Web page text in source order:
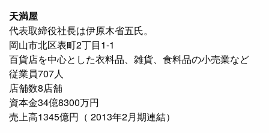
天満屋
代表取締役社長は伊原木省五氏。
岡山市北区表町2丁目1-1
百貨店を中心とした衣料品、雑貨、食料品の小売業など
従業員707人
店舗数8店舗
資本金34億8300万円
売上高1345億円（ 2013年2月期連結）